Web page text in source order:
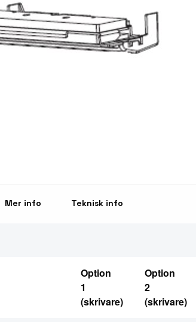
Förbrukning bläckstråleskrivare
Varningsetiketter
PC-serien
Mer info Teknisk info
Option
1
(skrivare)
Option
2
(skrivare)